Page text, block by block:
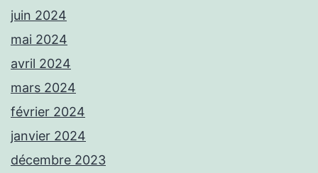
juin 2024
mai 2024
avril 2024
mars 2024
février 2024
janvier 2024
décembre 2023